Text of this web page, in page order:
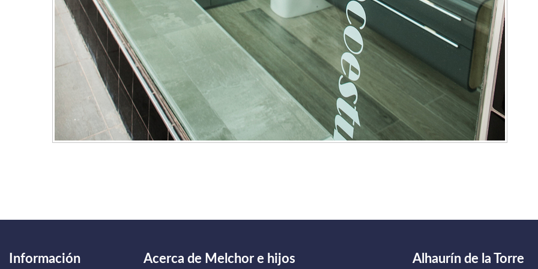
Información Acerca de Melchor e hijos Alhaurín de la Torre